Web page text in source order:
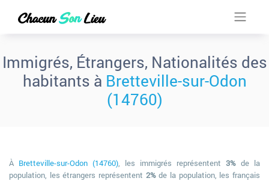
Immigrés, Étrangers, Nationalités des
habitants à Bretteville-sur-Odon
(14760)
À Bretteville-sur-Odon (14760), les immigrés représentent 3% de la
population, les étrangers représentent 2%de la population, les français